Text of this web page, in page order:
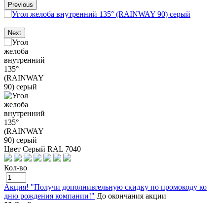
Previous
Next
Цвет Серый RAL 7040
Кол-во
Акция! "Получи дополниьтельную скидку по промокоду ко
дню рождения компании!" До окончания акции